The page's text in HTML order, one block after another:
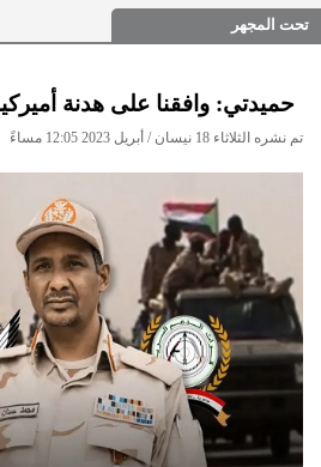
تحت المجهر
حميدتي: وافقنا على هدنة أميركية
تم نشره الثلاثاء 18 نيسان / أبريل 2023 12:05 مساءً